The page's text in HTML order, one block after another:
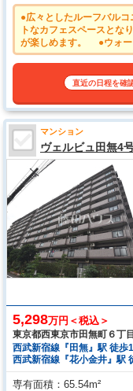
●広々としたルーフバル
トなカフェスペースとな
が楽しめます。 ●ウォー
リーケース等の大物や衣
直近の日程を確
マンション
ヴェルビュ田無4
5,298万円＜税込＞
東京都西東京市田無町６丁目
西武新宿線『田無』駅 徒歩
西武新宿線『花小金井』駅
専有面積
65.54m²